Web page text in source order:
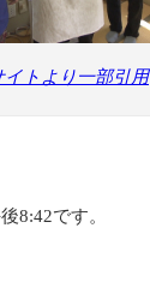
イトより一部引用
8:42です。